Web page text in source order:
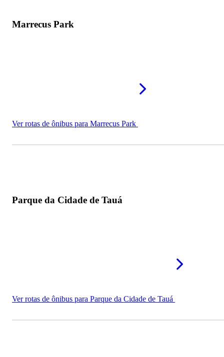
Marrecus Park
Ver rotas de ônibus para Marrecus Park
Parque da Cidade de Tauá
Ver rotas de ônibus para Parque da Cidade de Tauá